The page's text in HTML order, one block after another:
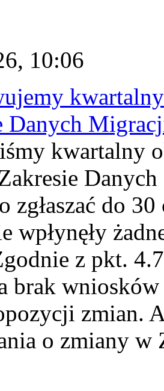
10:06
Danych
kwartalny
zgłaszać do
wpłynęły
z pkt.
brak
zmian.
o zmiany w